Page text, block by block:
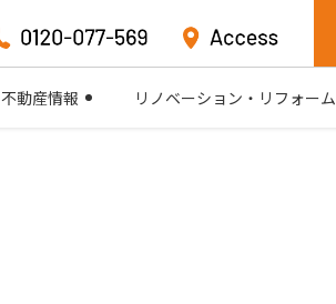
不動産情報 リノベーション・リフォーム